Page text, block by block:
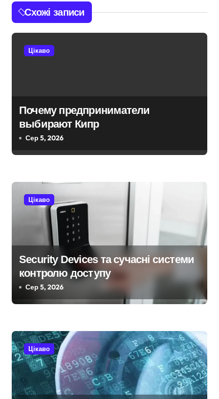
г
а
а
п
і
Схожі записи
Цікаво
Почему предприниматели
выбирают Кипр
Сер 5, 2026
Цікаво
Security Devices та сучасні системи
контролю доступу
Сер 5, 2026
Цікаво